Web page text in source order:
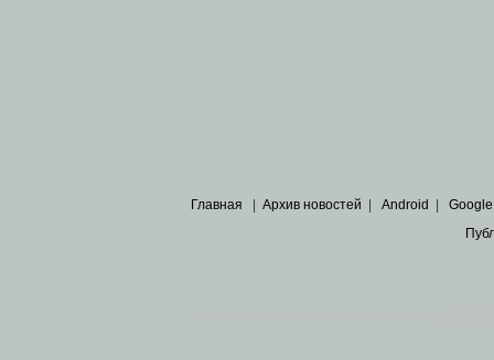
Главная Архив новостей Android Google